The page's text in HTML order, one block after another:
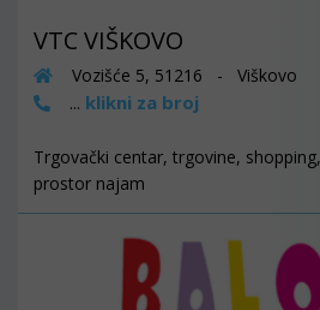
VTC VIŠKOVO
Vozišće 5, 51216 - Viškovo
... klikni za broj
Trgovački centar, trgovine,
prostor najam